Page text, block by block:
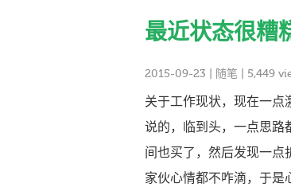
最近状态很糟
2015-09-23 随笔 | 5,449
关于工作现状，现在一点
说的，临到头，一点思路
间也买了，然后发现一点
家伙心情都不咋滴，于是